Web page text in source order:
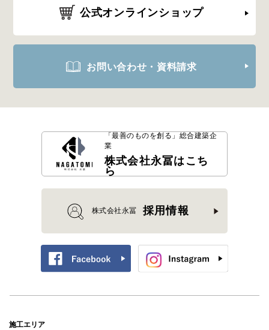
公式オンラインショップ
お問い合わせ・資料請求
「最善のものを創る」 総合建築企
業
株式会社永冨はこち
ら
株式会社永冨 採用情報
施工エリア